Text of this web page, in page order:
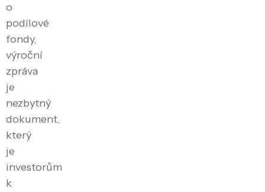
o
podílové
fondy,
výroční
zpráva
je
nezbytný
dokument,
který
je
investorům
k